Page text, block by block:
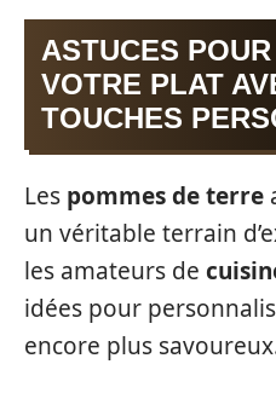
ASTUCES
VOTRE PLAT
TOUCHES
Les pommes de terre
un véritable terrain
les amateurs de
idées pour
encore plus